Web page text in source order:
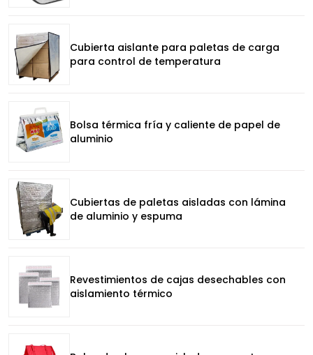
Cubierta aislante para paletas de carga
para control de temperatura
Bolsa térmica fría y caliente de papel de
aluminio
Cubiertas de paletas aisladas con lámina
de aluminio y espuma
Revestimientos de cajas desechables con
aislamiento térmico